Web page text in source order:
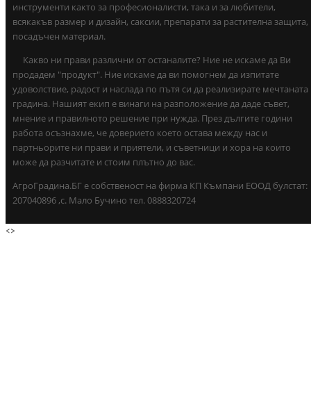
инструменти както за професионалисти, така и за любители,
всякакъв размер и дизайн, саксии, препарати за растителна защита,
посадъчен материал.
Какво ни прави различни от останалите? Ние не искаме да Ви
продадем "продукт". Ние искаме да ви помогнем да изпитате
удоволствие, радост и наслада по пътя си да реализирате мечтаната
градина. Нашият екип е винаги на разположение да даде съвет,
мнение и правилното решение при нужда. През дългите години
работа осъзнахме, че доверието което остава между нас и
партньорите ни прави и приятели, и съветници и хора на които
може да разчитате и стоим плътно до вас.
АгроГрадина.БГ е собственост на фирма КП Къмпани ЕООД булстат:
207040896 ,с. Мало Бучино тел. 0888320724
<>